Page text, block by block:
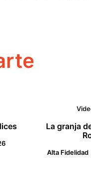
La granja
Alta Fidelidad